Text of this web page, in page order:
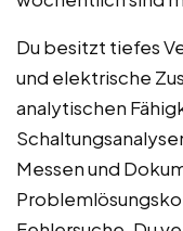
Du besitzt tiefes
und elektrische
analytischen
Messen und